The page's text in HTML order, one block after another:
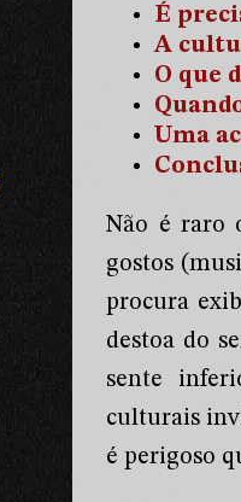
É
A
O que
Uma
Não é raro
gostos
procura
destoa do
sente
culturais
é perigoso